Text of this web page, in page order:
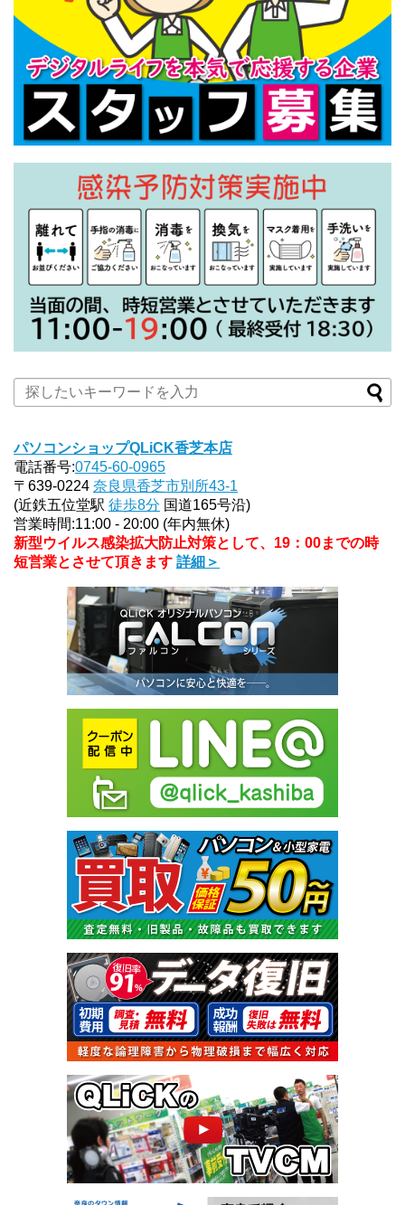
パソコンショップQLiCK香芝本店
電話番号:0745-60-0965
〒639-0224 奈良県香芝市別所43-1
(近鉄五位堂駅 徒歩8分 国道165号沿)
営業時間:11:00 - 20:00 (年内無休)
新型ウイルス感染拡大防止対策として、19：00までの時
短営業とさせて頂きます 詳細＞